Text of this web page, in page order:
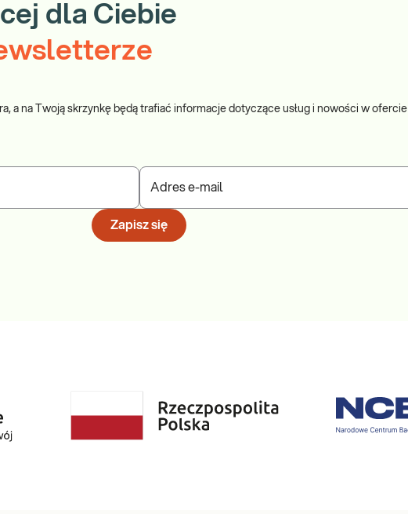
dla Ciebie
a na Twoją skrzynkę będą trafiać informacje dotyczące usług i nowości w ofercie
Adres e-mail
Zapisz się